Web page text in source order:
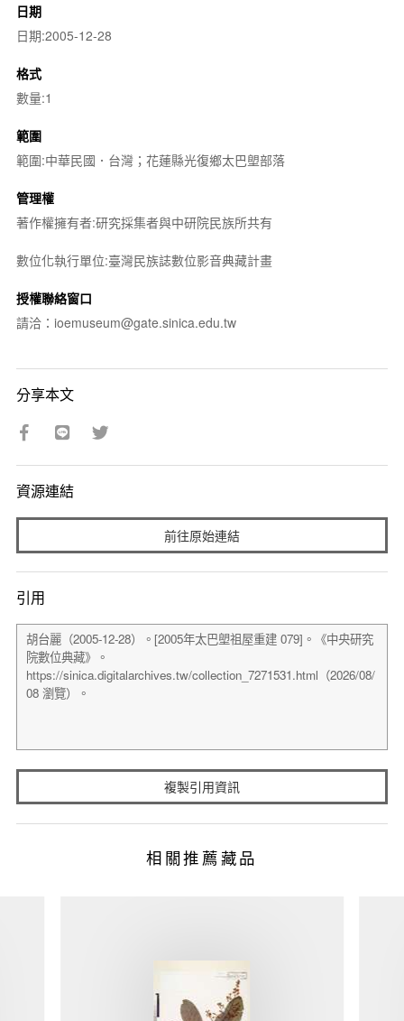
日期
日期:2005-12-28
格式
數量:1
範圍
範圍:中華民國．台灣；花蓮縣光復鄉太巴塱部落
管理權
著作權擁有者:研究採集者與中研院民族所共有
數位化執行單位:臺灣民族誌數位影音典藏計畫
授權聯絡窗口
請洽：ioemuseum@gate.sinica.edu.tw
分享本文
資源連結
前往原始連結
引用
複製引用資訊
相關推薦藏品